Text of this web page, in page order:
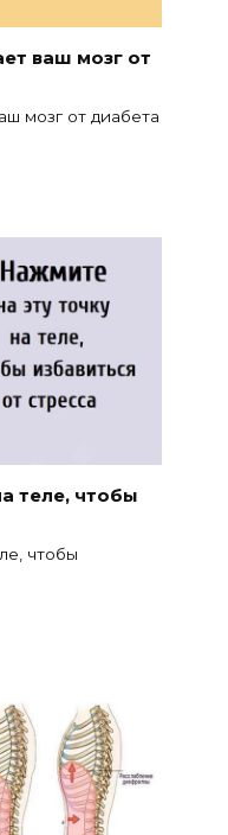
ваш мозг от
мозг от диабета
теле, чтобы
чтобы